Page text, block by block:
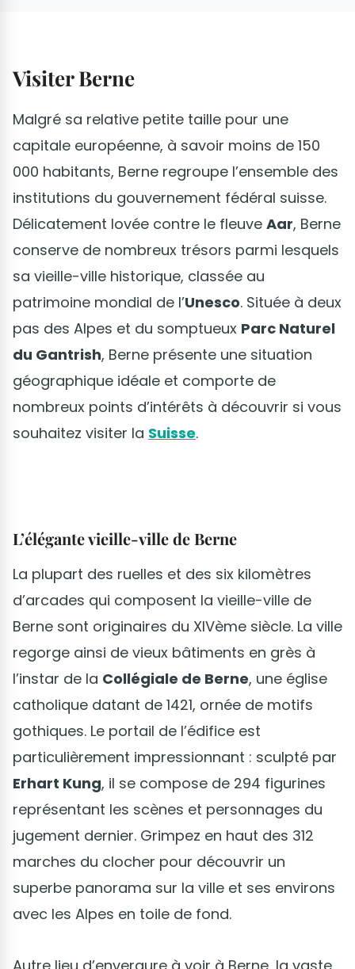
Visiter Berne
Malgré sa relative petite taille pour une
capitale européenne, à savoir moins de 150
000 habitants, Berne regroupe l’ensemble des
institutions du gouvernement fédéral suisse.
Délicatement lovée contre le fleuve Aar, Berne
conserve de nombreux trésors parmi lesquels
sa vieille-ville historique, classée au
patrimoine mondial de l’Unesco. Située à deux
pas des Alpes et du somptueux Parc Naturel
du Gantrish, Berne présente une situation
géographique idéale et comporte de
nombreux points d’intérêts à découvrir si vous
souhaitez visiter la Suisse.
L’élégante vieille-ville de Berne
La plupart des ruelles et des six kilomètres
d’arcades qui composent la vieille-ville de
Berne sont originaires du XIVème siècle. La ville
regorge ainsi de vieux bâtiments en grès à
l’instar de la Collégiale de Berne, une église
catholique datant de 1421, ornée de motifs
gothiques. Le portail de l’édifice est
particulièrement impressionnant : sculpté par
Erhart Kung, il se compose de 294 figurines
représentant les scènes et personnages du
jugement dernier. Grimpez en haut des 312
marches du clocher pour découvrir un
superbe panorama sur la ville et ses environs
avec les Alpes en toile de fond.